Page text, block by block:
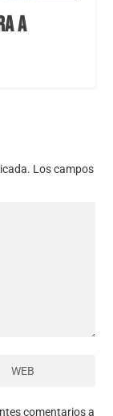
a
Los campos
comentarios a